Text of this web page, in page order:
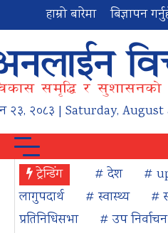
हाम्रो बारेमा बिज्ञापन
२३, २०८३ | Saturday, August
ट्रेन्डिंग # देश #
लागुपदार्थ
# स्वास्थ्य #
प्रतिनिधिसभा
# उप निर्वाचन